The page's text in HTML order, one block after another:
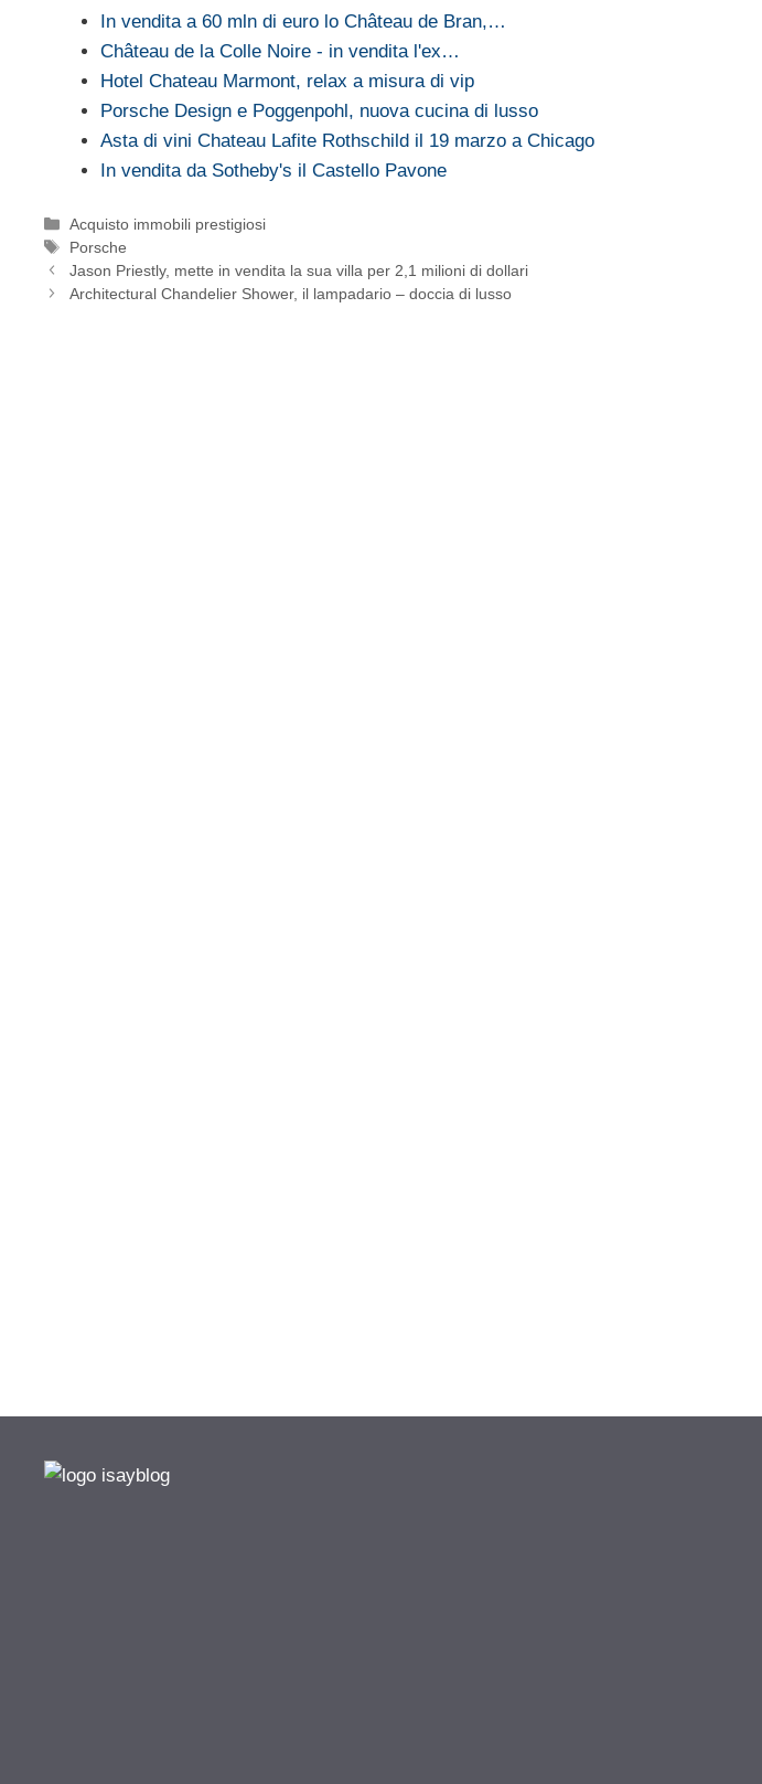
In vendita a 60 mln di euro lo Château de Bran,…
Château de la Colle Noire - in vendita l'ex…
Hotel Chateau Marmont, relax a misura di vip
Porsche Design e Poggenpohl, nuova cucina di lusso
Asta di vini Chateau Lafite Rothschild il 19 marzo a Chicago
In vendita da Sotheby's il Castello Pavone
Categorie
Acquisto immobili prestigiosi
Tag
Porsche
Jason Priestly, mette in vendita la sua villa per 2,1 milioni di dollari
Architectural Chandelier Shower, il lampadario – doccia di lusso